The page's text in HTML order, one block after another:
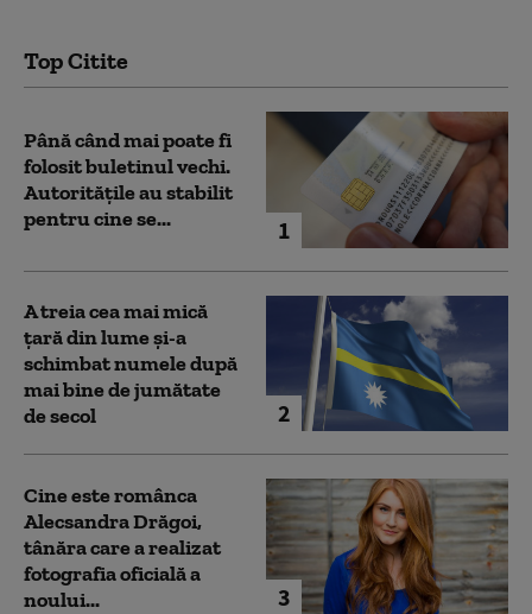
Top Citite
1
Până când mai poate fi
folosit buletinul vechi.
Autoritățile au stabilit
pentru cine se...
2
A treia cea mai mică
țară din lume și-a
schimbat numele după
mai bine de jumătate
de secol
3
Cine este românca
Alecsandra Drăgoi,
tânăra care a realizat
fotografia oficială a
noului...